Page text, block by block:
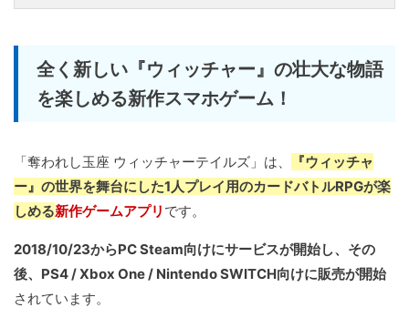
全く新しい『ウィッチャー』の壮大な物語
を楽しめる新作スマホゲーム！
「奪われし玉座 ウィッチャーテイルズ」は、
『ウィッチャ
ー』の世界を舞台にした1人プレイ用のカードバトルRPGが楽
しめる新作ゲームアプリ です。
2018/10/23からPC Steam向けにサービスが開始し、その
後、PS4 / Xbox One / Nintendo SWITCH向けに販売が開始
されています。